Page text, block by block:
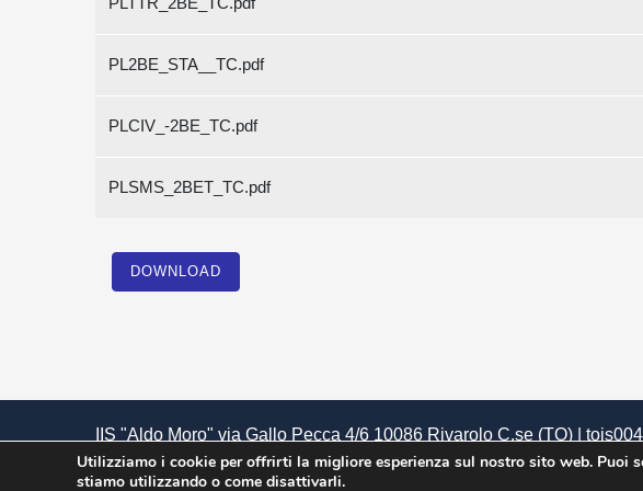
PL2BE_STA__TC.pdf
PLCIV_-2BE_TC.pdf
PLSMS_2BET_TC.pdf
DOWNLOAD
IIS "Aldo Moro" via Gallo Pecca 4/6 10086 Rivarolo C.se (TO) |
85502120018 | Cod. Meccanografico TOIS00400V |U.R.P.|Siti
Amministrazione Trasparente|Albo Pretorio
Utilizziamo i cookie per offrirti la migliore esperienza sul nostro sito web. Puoi
stiamo utilizzando o come disattivarli.